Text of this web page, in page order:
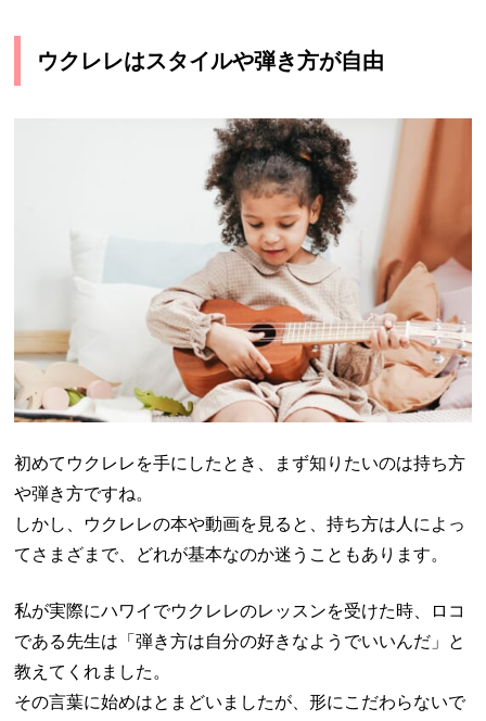
ウクレレはスタイルや弾き方が自由
初めてウクレレを手にしたとき、まず知りたいのは持ち方
や弾き方ですね。
しかし、ウクレレの本や動画を見ると、持ち方は人によっ
てさまざまで、どれが基本なのか迷うこともあります。
私が実際にハワイでウクレレのレッスンを受けた時、ロコ
である先生は「弾き方は自分の好きなようでいいんだ」と
教えてくれました。
その言葉に始めはとまどいましたが、形にこだわらないで